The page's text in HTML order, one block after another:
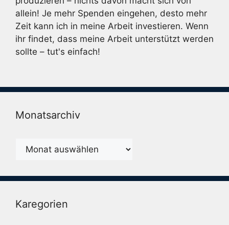
allein! Je mehr Spenden eingehen, desto mehr
Zeit kann ich in meine Arbeit investieren. Wenn
ihr findet, dass meine Arbeit unterstützt werden
sollte – tut's einfach!
Monatsarchiv
Monatsarchiv
Karegorien